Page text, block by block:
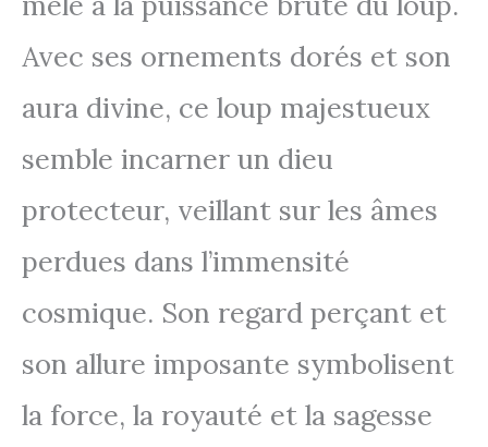
Avec ses ornements dorés et son
aura divine, ce loup majestueux
semble incarner un dieu
protecteur, veillant sur les âmes
perdues dans l’immensité
cosmique. Son regard perçant et
son allure imposante symbolisent
la force, la royauté et la sagesse